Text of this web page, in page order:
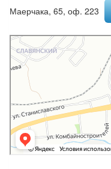
Маерчака, 65, оф. 223 ​